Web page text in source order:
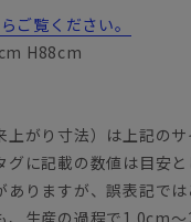
ご覧ください。
H88cm
がり寸法）は上記のサ
に記載の数値は目安と
りますが、誤表記では